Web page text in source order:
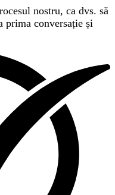
nostru, ca dvs. să
prima conversație și